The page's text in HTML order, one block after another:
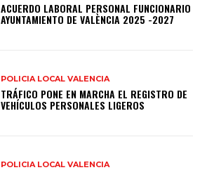
ACUERDO LABORAL PERSONAL FUNCIONARIO
AYUNTAMIENTO DE VALÈNCIA 2025 -2027
POLICIA LOCAL VALENCIA
TRÁFICO PONE EN MARCHA EL REGISTRO DE
VEHÍCULOS PERSONALES LIGEROS
POLICIA LOCAL VALENCIA